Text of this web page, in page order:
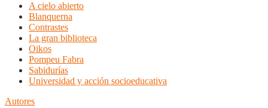
A cielo abierto
Blanquerna
Contrastes
La gran biblioteca
Oikos
Pompeu Fabra
Sabidurías
Universidad y acción socioeducativa
Autores